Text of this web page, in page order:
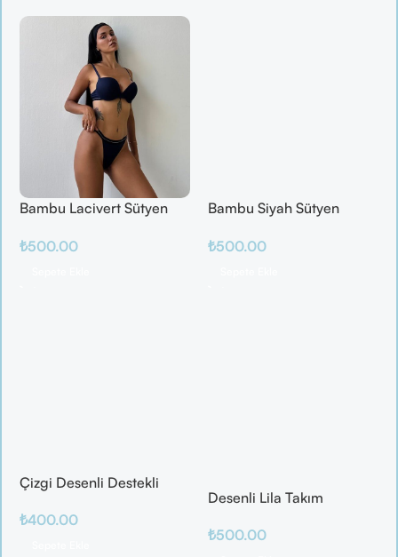
Bambu Lacivert Sütyen
₺500.00
Bambu Siyah Sütyen
₺500.00
Çizgi Desenli Destekli
₺400.00
Desenli Lila Takım
₺500.00